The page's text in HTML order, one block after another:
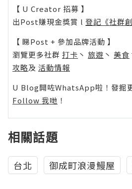
【 U Creator 招募 】
出Post賺現金獎賞 l 登記《社群
【 睇Post + 參加品牌活動 】
瀏覽更多社群 打卡 丶 旅遊 丶 美食
攻略及 活動情報
U Blog開咗WhatsApp啦！發掘
Follow 我哋 ！
相關話題
台北 御成町浪漫鰻屋